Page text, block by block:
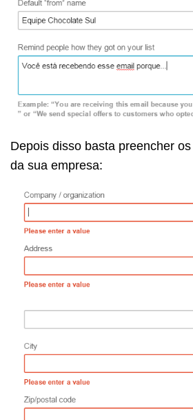
Depois disso basta preencher
da sua empresa: